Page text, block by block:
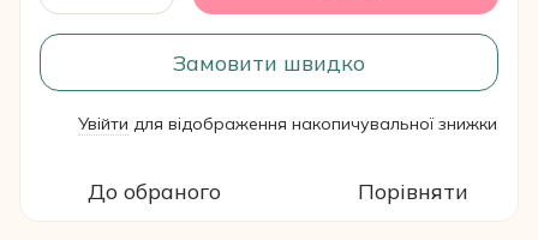
Замовити швидко
Увійти для відображення накопичувальної знижки
До обраного Порівняти